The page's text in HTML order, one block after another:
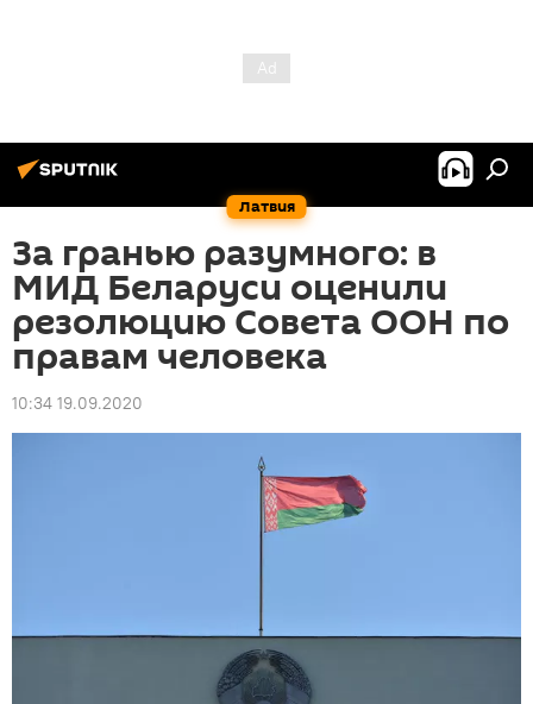
Латвия
За гранью разумного: в
МИД Беларуси оценили
резолюцию Совета ООН по
правам человека
10:34 19.09.2020